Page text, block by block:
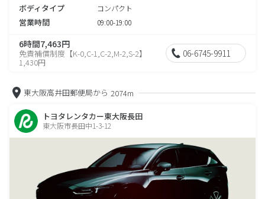
ボディタイプ コンパクト
営業時間 09:00-19:00
6時間7,463円
免責補償制度【K-0,C-1,C-2,M-2,S-2】
1,430円
06-6745-9911
東大阪高井田郵便局から 2074m
トヨタレンタカー東大阪長田
東大阪市長田中1-3-12